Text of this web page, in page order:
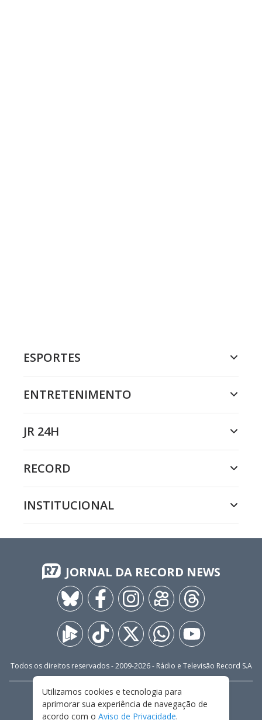
ESPORTES
ENTRETENIMENTO
JR 24H
RECORD
INSTITUCIONAL
JORNAL DA RECORD NEWS
Todos os direitos reservados - 2009-2026- Rádio e Televisão Record S.A
FALE CONOSCO
PRIVACIDADE
TERMOS E CONDIÇÕES DE USO
Utilizamos cookies e tecnologia para
aprimorar sua experiência de navegação de
acordo com o Aviso de Privacidade.